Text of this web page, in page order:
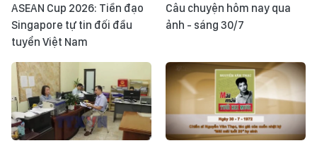
ASEAN Cup 2026: Tiền đạo
Singapore tự tin đối đầu
tuyển Việt Nam
Câu chuyện hôm nay qua
ảnh - sáng 30/7